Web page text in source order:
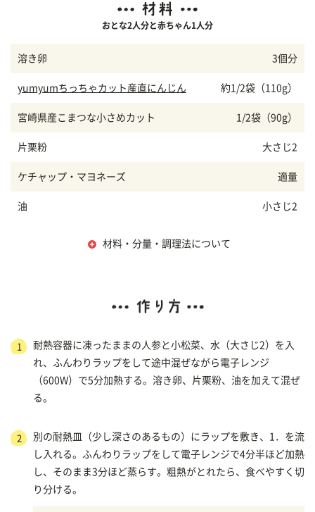
おとな2人分と赤ちゃん1人分
溶き卵 3個分
yumyumちっちゃカット産直にんじん 約1/2袋（110g）
宮崎県産こまつな小さめカット 1/2袋（90g）
片栗粉 大さじ2
ケチャップ・マヨネーズ 適量
油 小さじ2
材料・分量・調理法について
1
耐熱容器に凍ったままの人参と小松菜、水（大さじ2）を入
れ、ふんわりラップをして途中混ぜながら電子レンジ
（600W）で5分加熱する。溶き卵、片栗粉、油を加えて混ぜ
る。
2
別の耐熱皿（少し深さのあるもの）にラップを敷き、1．を流
し入れる。ふんわりラップをして電子レンジで4分半ほど加熱
し、そのまま3分ほど蒸らす。粗熱がとれたら、食べやすく切
り分ける。